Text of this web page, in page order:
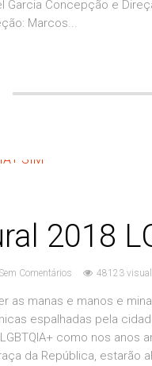
Garcia Concepção e
Marcos...
2018
Sem Comentários 48123
as manas e manos e
espalhadas pela
como nos anos
da República,